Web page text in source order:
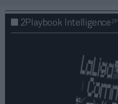
2Playbook Intelligence2P